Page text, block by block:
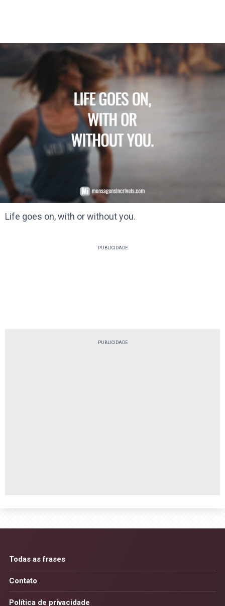
Life goes on, with or without you.
PUBLICIDADE
PUBLICIDADE
Todas as frases
Contato
Política de privacidade